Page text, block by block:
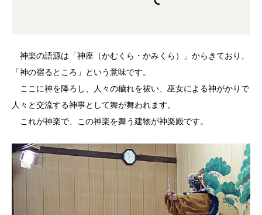
神楽の語源は「神座（かむくら・かみくら）」からきており、
「神の宿るところ」という意味です。
ここに神を降ろし、人々の穢れを祓い、巫女による神がかりで
人々と交流する神事として舞が舞われます。
これが神楽で、この神楽を舞う建物が神楽殿です。